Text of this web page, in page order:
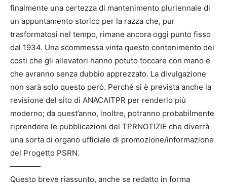
finalmente una certezza di mantenimento pluriennale di
un appuntamento storico per la razza che, pur
trasformatosi nel tempo, rimane ancora oggi punto fisso
dal 1934. Una scommessa vinta questo contenimento dei
costi che gli allevatori hanno potuto toccare con mano e
che avranno senza dubbio apprezzato. La divulgazione
non sarà solo questo però. Perché si è prevista anche la
revisione del sito di ANACAITPR per renderlo più
moderno; da quest’anno, inoltre, potranno probabilmente
riprendere le pubblicazioni del TPRNOTIZIE che diverrà
una sorta di organo ufficiale di promozione/informazione
del Progetto PSRN.
————
Questo breve riassunto, anche se redatto in forma